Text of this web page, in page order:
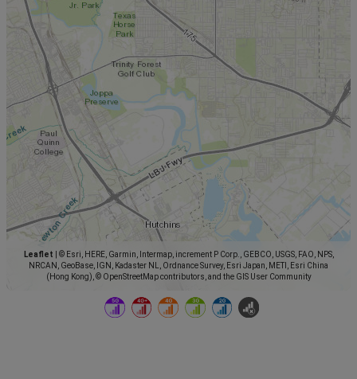
Leaflet
© Esri, HERE, Garmin, Intermap, increment P Corp., GEBCO, USGS, FAO, NPS,
NRCAN, GeoBase, IGN, Kadaster NL, Ordnance Survey, Esri Japan, METI, Esri China
(Hong Kong), © OpenStreetMap contributors, and the GIS User Community